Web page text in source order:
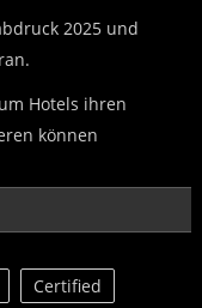
2025 und
Hotels ihren
können
Certified